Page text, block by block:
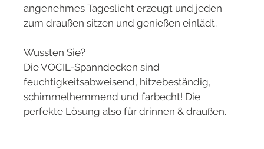
angenehmes Tageslicht erzeugt und jeden
zum draußen sitzen und genießen einlädt.
Wussten Sie?
Die VOCIL-Spanndecken sind
feuchtigkeitsabweisend, hitzebeständig,
schimmelhemmend und farbecht! Die
perfekte Lösung also für drinnen & draußen.